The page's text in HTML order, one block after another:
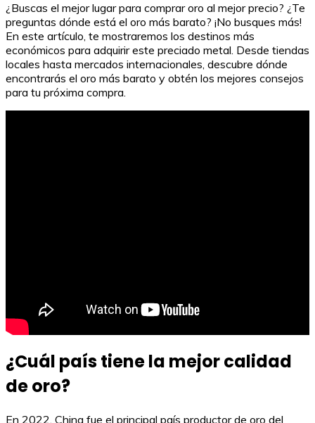
¿Buscas el mejor lugar para comprar oro al mejor precio? ¿Te
preguntas dónde está el oro más barato? ¡No busques más!
En este artículo, te mostraremos los destinos más
económicos para adquirir este preciado metal. Desde tiendas
locales hasta mercados internacionales, descubre dónde
encontrarás el oro más barato y obtén los mejores consejos
para tu próxima compra.
¿Cuál país tiene la mejor calidad
de oro?
En 2022, China fue el principal país productor de oro del